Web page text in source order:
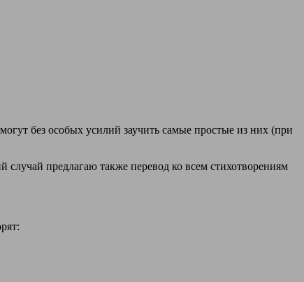
без особых усилий заучить самые простые из них (при
случай предлагаю также перевод ко всем стихотворениям